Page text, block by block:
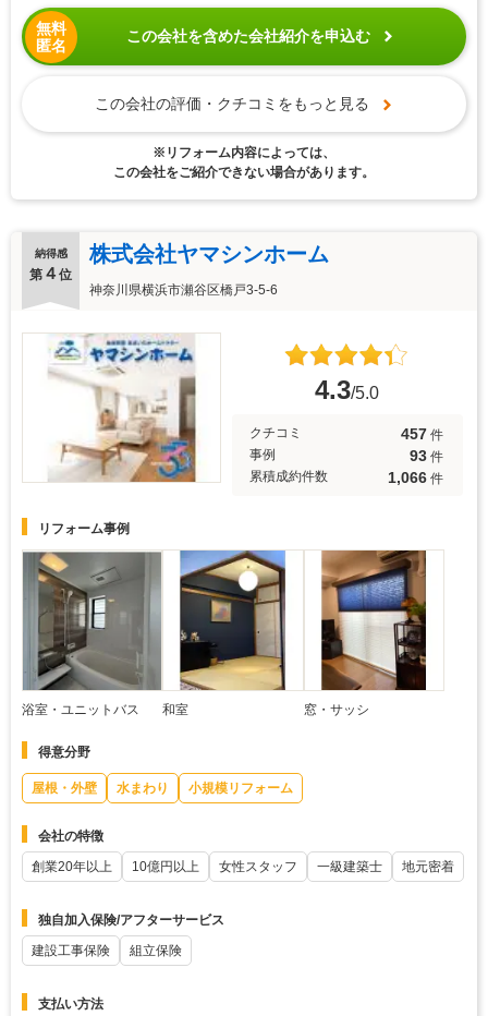
無料
匿名
この会社を含めた会社紹介を申込む
この会社の評価・クチコミをもっと見る
※リフォーム内容によっては、
この会社をご紹介できない場合があります。
納得感
第 ４ 位
株式会社ヤマシンホーム
神奈川県横浜市瀬谷区橋戸3-5-6
4.3/5.0
クチコミ 457 件
事例
93 件
累積成約件数
1,066 件
リフォーム事例
浴室・ユニットバス 和室 窓・サッシ
得意分野
屋根・外壁 水まわり 小規模リフォーム
会社の特徴
創業20年以上
10億円以上 女性スタッフ 一級建築士 地元密着
独自加入保険/アフターサービス
建設工事保険
組立保険
支払い方法